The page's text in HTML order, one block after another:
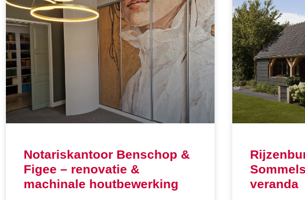
Notariskantoor Benschop &
Figee – renovatie &
machinale houtbewerking
veranda